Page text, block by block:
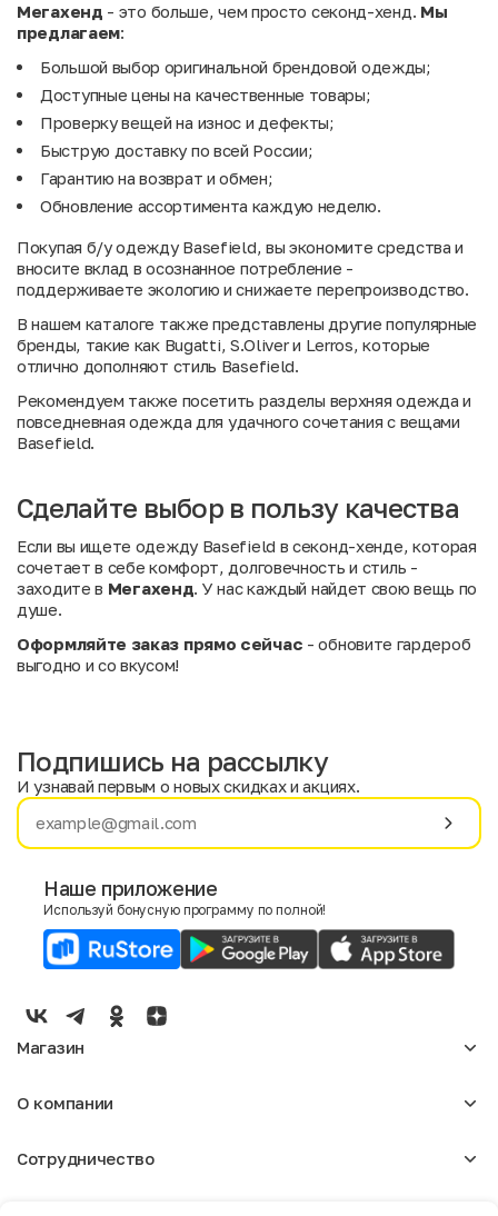
Мегахенд - это больше, чем просто секонд-хенд. Мы
предлагаем:
Большой выбор оригинальной брендовой одежды;
Доступные цены на качественные товары;
Проверку вещей на износ и дефекты;
Быструю доставку по всей России;
Гарантию на возврат и обмен;
Обновление ассортимента каждую неделю.
Покупая б/у одежду Basefield, вы экономите средства и
вносите вклад в осознанное потребление -
поддерживаете экологию и снижаете перепроизводство.
В нашем каталоге также представлены другие популярные
бренды, такие как Bugatti, S.Oliverи Lerros, которые
отлично дополняют стиль Basefield.
Рекомендуем также посетить разделы верхняя одежда и
повседневная одежда для удачного сочетания с вещами
Basefield.
Сделайте выбор в пользу качества
Если вы ищете одежду Basefield в секонд-хенде, которая
сочетает в себе комфорт, долговечность и стиль -
заходите в Мегахенд. У нас каждый найдет свою вещь по
душе.
Оформляйте заказ прямо сейчас - обновите гардероб
выгодно и со вкусом!
Имя
E-mail
Мужской
Женский
Подпишись на рассылку
И узнавай первым о новых скидках и акциях.
Наше приложение
Используй бонусную программу по полной!
Магазин
Мужское
О компании
Отзывы
Сотрудничество